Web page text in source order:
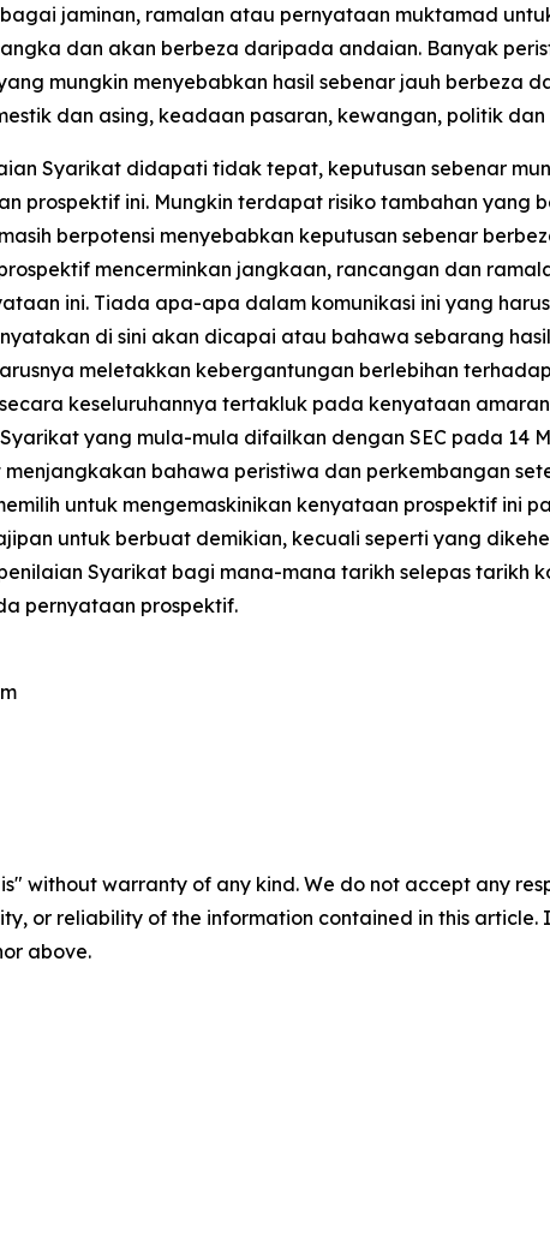
jaminan, ramalan atau pernyataan muktamad
dan akan berbeza daripada andaian. Banyak
mungkin menyebabkan hasil sebenar jauh berbeza
dan asing, keadaan pasaran, kewangan, politik
Syarikat didapati tidak tepat, keputusan sebenar
prospektif ini. Mungkin terdapat risiko tambahan yang
berpotensi menyebabkan keputusan sebenar
mencerminkan jangkaan, rancangan dan
ini. Tiada apa-apa dalam komunikasi ini yang
di sini akan dicapai atau bahawa sebarang
meletakkan kebergantungan berlebihan
keseluruhannya tertakluk pada kenyataan
yang mula-mula difailkan dengan SEC pada 14
bahawa peristiwa dan perkembangan
untuk mengemaskinikan kenyataan prospektif ini
untuk berbuat demikian, kecuali seperti yang
Syarikat bagi mana-mana tarikh selepas tarikh
pernyataan prospektif.
without warranty of any kind. We do not accept any
or reliability of the information contained in this
above.